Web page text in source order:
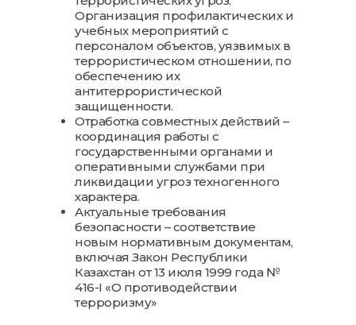
Организация профилактических и
учебных мероприятий с
персоналом объектов, уязвимых в
террористическом отношении, по
обеспечению их
антитеррористической
защищенности.
Отработка совместных действий –
координация работы с
государственными органами и
оперативными службами при
ликвидации угроз техногенного
характера.
Актуальные требования
безопасности – соответствие
новым нормативным документам,
включая Закон Республики
Казахстан от 13 июля 1999 года №
416-I «О противодействии
терроризму»